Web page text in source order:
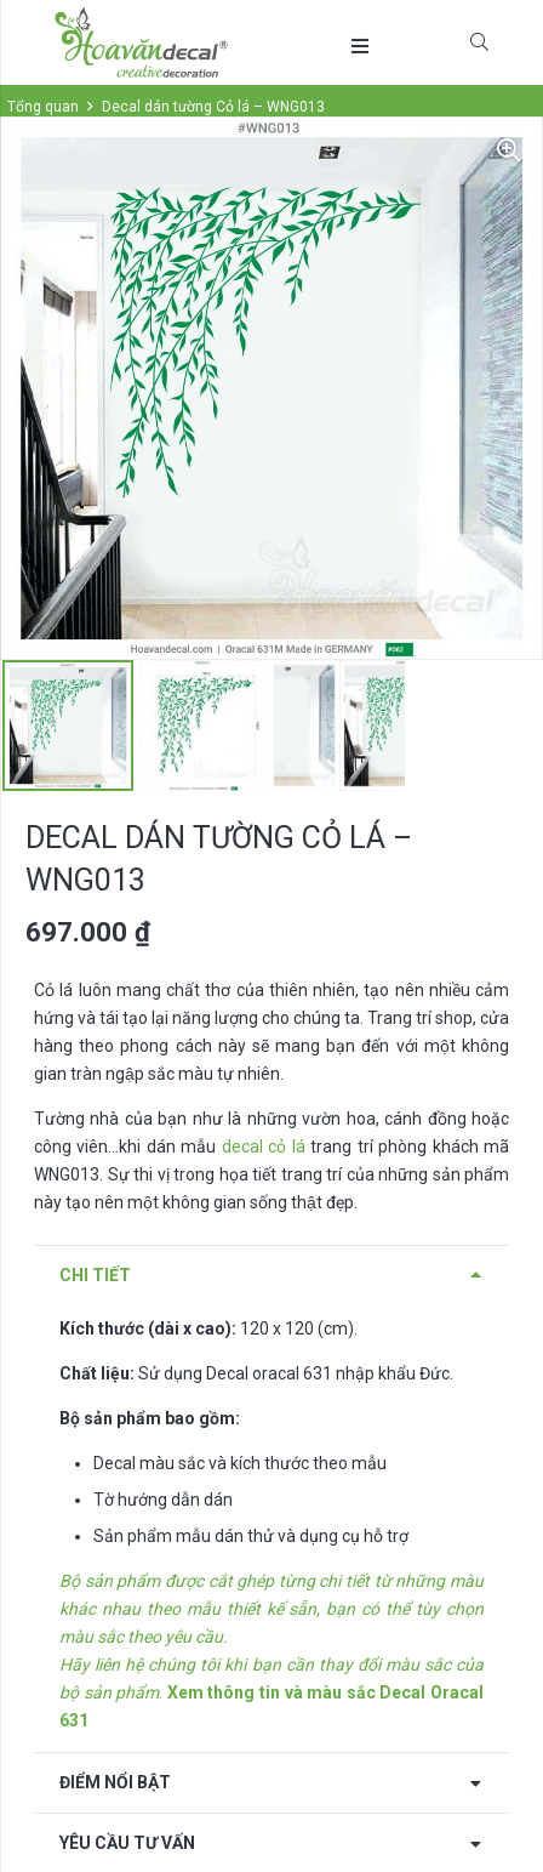
Tổng quan Decal dán tường Cỏ lá – WNG013
DECAL DÁN TƯỜNG CỎ LÁ –
WNG013
697.000 ₫
Cỏ lá luôn mang chất thơ của thiên nhiên, tạo nên nhiều cảm
hứng và tái tạo lại năng lượng cho chúng ta. Trang trí shop, cửa
hàng theo phong cách này sẽ mang bạn đến với một không
gian tràn ngập sắc màu tự nhiên.
Tường nhà của bạn như là những vườn hoa, cánh đồng hoặc
công viên…khi dán mẫu decal cỏ látrang trí phòng khách mã
WNG013. Sự thi vị trong họa tiết trang trí của những sản phẩm
này tạo nên một không gian sống thật đẹp.
CHI TIẾT
Kích thước (dài x cao): 120 x 120 (cm).
Chất liệu: Sử dụng Decal oracal 631 nhập khẩu Đức.
Bộ sản phẩm bao gồm:
Decal màu sắc và kích thước theo mẫu
Tờ hướng dẫn dán
Sản phẩm mẫu dán thử và dụng cụ hỗ trợ
Bộ sản phẩm được cắt ghép từng chi tiết từ những màu
khác nhau theo mẫu thiết kế sẵn, bạn có thể tùy chọn
màu sắc theo yêu cầu.
Hãy liên hệ chúng tôi khi bạn cần thay đổi màu sắc của
bộ sản phẩm. Xem thông tin và màu sắc Decal Oracal
631
ĐIỂM NỔI BẬT
YÊU CẦU TƯ VẤN